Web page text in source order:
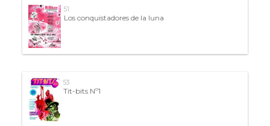
51
Los conquistadores de la luna
53
Tit-bits Nº1